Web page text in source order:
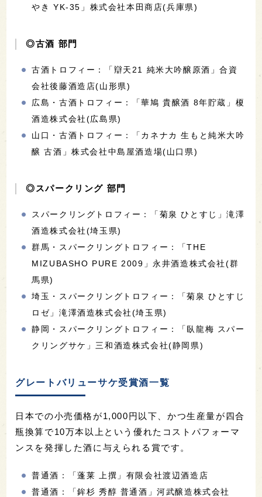
やき YK-35」株式会社本田商店(兵庫県)
◎古酒 部門
古酒トロフィー：「辯天21 純米大吟醸原酒」合資
会社後藤酒造店(山形県)
広島・古酒トロフィー：「華鳩 貴醸酒 8年貯蔵」榎
酒造株式会社(広島県)
山口・古酒トロフィー：「カネナカ 生もと純米大吟
醸 古酒」株式会社中島屋酒造場(山口県)
◎スパークリング 部門
スパークリングトロフィー：「菊泉 ひとすじ」滝澤
酒造株式会社(埼玉県)
群馬・スパークリングトロフィー：「THE
MIZUBASHO PURE 2009」永井酒造株式会社(群
馬県)
埼玉・スパークリングトロフィー：「菊泉 ひとすじ
ロゼ」滝澤酒造株式会社(埼玉県)
静岡・スパークリングトロフィー：「臥龍梅 スパー
クリングサケ」三和酒造株式会社(静岡県)
グレートバリューサケ受賞酒一覧
日本での小売価格が1,000円以下、かつ生産量が四合
瓶換算で10万本以上という優れたコストパフォーマ
ンスを発揮した酒に与えられる賞です。
普通酒：「蓬莱 上撰」有限会社渡辺酒造店
普通酒：「鉾杉 秀醇 普通酒」河武醸造株式会社